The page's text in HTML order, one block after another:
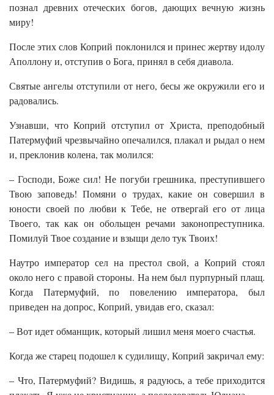
познал древних отеческих богов, дающих вечную жизнь
миру!
После этих слов Коприй поклонился и принес жертву идолу
Аполлону и, отступив о Бога, принял в себя диавола.
Святые ангелы отступили от него, бесы же окружили его и
радовались.
Узнавши, что Коприй отступил от Христа, преподобный
Патермуфий чрезвычайно опечалился, плакал и рыдал о нем
и, преклонив колена, так молился:
– Господи, Боже сил! Не погуби грешника, преступившего
Твою заповедь! Помяни о трудах, какие он совершил в
юности своей по любви к Тебе, не отвергай его от лица
Твоего, так как он обольщен речами законопреступника.
Помилуй Твое создание и взыщи дело тук Твоих!
Наутро император сел на престол свой, а Коприй стоял
около него с правой стороны. На нем был пурпурный плащ.
Когда Патермуфий, по повелению императора, был
приведен на допрос, Коприй, увидав его, сказал:
– Вот идет обманщик, который лишил меня моего счастья.
Когда же старец подошел к судилищу, Коприй закричал ему:
– Что, Патермуфий? Видишь, я радуюсь, а тебе приходится